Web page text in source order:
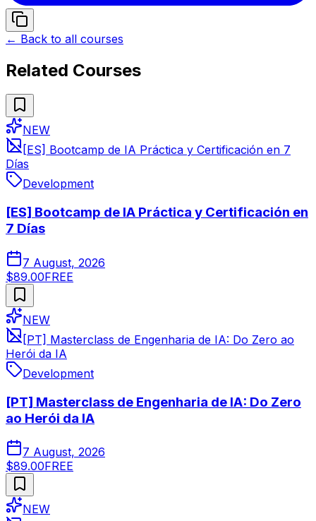
← Back to all courses
Related Courses
NEW
[ES] Bootcamp de IA Práctica y Certificación en 7
Días
Development
[ES] Bootcamp de IA Práctica y Certificación en
7 Días
7 August, 2026
$89.00FREE
NEW
[PT] Masterclass de Engenharia de IA: Do Zero ao
Herói da IA
Development
[PT] Masterclass de Engenharia de IA: Do Zero
ao Herói da IA
7 August, 2026
$89.00FREE
NEW